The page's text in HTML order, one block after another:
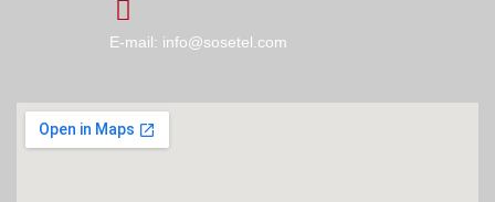
E-mail: info@sosetel.com